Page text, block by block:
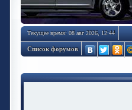
Текущее время: 08 авг 2026, 12:44
Список форумов